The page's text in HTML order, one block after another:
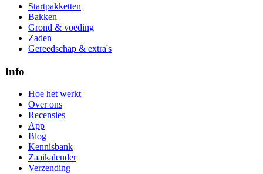
Startpakketten
Bakken
Grond & voeding
Zaden
Gereedschap & extra's
Info
Hoe het werkt
Over ons
Recensies
App
Blog
Kennisbank
Zaaikalender
Verzending